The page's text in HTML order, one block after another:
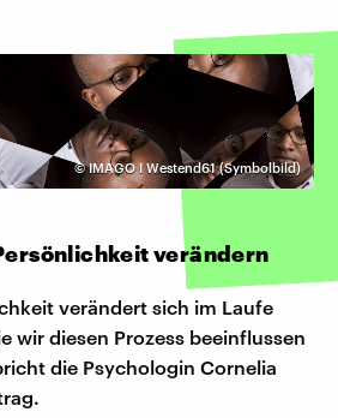
©IMAGO I Westend61 (Symbolbild)
verändern
verändert sich im Laufe
wir diesen Prozess beeinflussen
die Psychologin Cornelia